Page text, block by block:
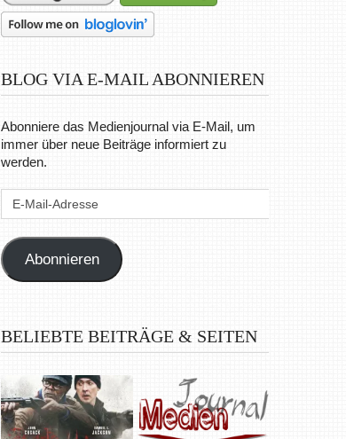
BLOG VIA E-MAIL ABONNIEREN
Abonniere das Medienjournal via E-Mail, um
immer über neue Beiträge informiert zu
werden.
E-
Abonnieren
BELIEBTE BEITRÄGE & SEITEN